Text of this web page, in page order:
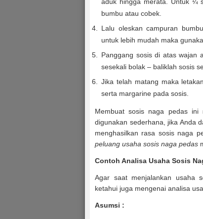
aduk hingga merata. Untuk ¼
bumbu atau cobek.
Lalu oleskan campuran
untuk lebih mudah maka
Panggang sosis di atas wajan
sesekali bolak – baliklah sosis
Jika telah matang maka
serta margarine pada sosis.
Membuat sosis naga pedas
digunakan sederhana, jika Anda
menghasilkan rasa sosis naga
peluang usaha sosis naga pedas
Contoh Analisa Usaha Sosis
Agar saat menjalankan usaha
ketahui juga mengenai analisa
Asumsi :